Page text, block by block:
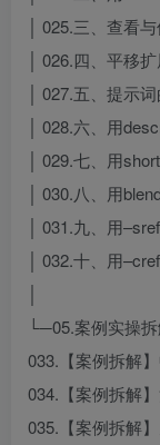
│ 025.三、查看
│ 026.四、平移
│ 027.五、提示
│ 028.六、用
│ 029.七、用
│ 030.八、用
│ 031.九、用
│ 032.十、用
└─05.案例实操
033.【案例拆解
034.【案例拆解
035.【案例拆解